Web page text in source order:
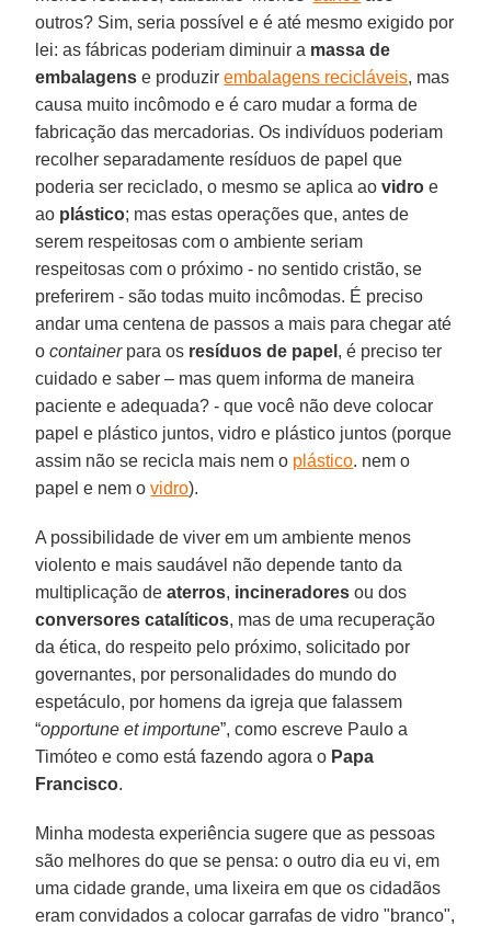
outros? Sim, seria possível e é até mesmo exigido por
lei: as fábricas poderiam diminuir a massa de
embalagens e produzirembalagens recicláveis, mas
causa muito incômodo e é caro mudar a forma de
fabricação das mercadorias. Os indivíduos poderiam
recolher separadamente resíduos de papel que
poderia ser reciclado, o mesmo se aplica aovidro e
ao plástico; mas estas operações que, antes de
serem respeitosas com o ambiente seriam
respeitosas com o próximo - no sentido cristão, se
preferirem - são todas muito incômodas. É preciso
andar uma centena de passos a mais para chegar até
ocontainerpara os resíduos de papel , é preciso ter
cuidado e saber – mas quem informa de maneira
paciente e adequada? - que você não deve colocar
papel e plástico juntos, vidro e plástico juntos (porque
assim não se recicla mais nem o plástico. nem o
papel e nem ovidro).
A possibilidade de viver em um ambiente menos
violento e mais saudável não depende tanto da
multiplicação deaterros, incineradores ou dos
conversores catalíticos, mas de uma recuperação
da ética, do respeito pelo próximo, solicitado por
governantes, por personalidades do mundo do
espetáculo, por homens da igreja que falassem
“opportune et importune”, como escreve Paulo a
Timóteo e como está fazendo agora o Papa
Francisco.
Minha modesta experiência sugere que as pessoas
são melhores do que se pensa: o outro dia eu vi, em
uma cidade grande, uma lixeira em que os cidadãos
eram convidados a colocar garrafas de vidro "branco",